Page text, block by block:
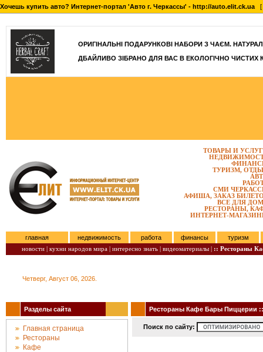
Хочешь купить авто? Интернет-портал 'Авто г. Черкассы' - http://auto.elit.ck.ua [
]
ОРИГІНАЛЬНІ ПОДАРУНКОВІ НАБОРИ З ЧАЄМ.
ДБАЙЛИВО ЗІБРАНО ДЛЯ ВАС В ЕКОЛОГІЧНО ЧИСТИХ
ТОВАРЫ И
ТУРИЗМ,
СМИ
АФИША, ЗАКАЗ
ВСЕ ДЛЯ
РЕСТОРАНЫ,
ИНТЕРНЕТ-
главная недвижимость работа финансы
туризм
новости | кухни народов мира | интересно знать | видеоматериалы | :: Рестораны
Четверг, Август 06, 2026.
Разделы сайта
Главная страница
Рестораны
Кафе
Рестораны Кафе Бары Пиццерии ::
Поиск по сайту: